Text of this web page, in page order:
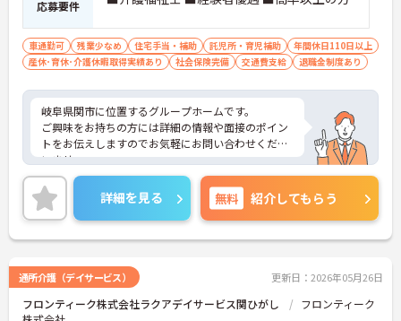
応募要件
車通勤可 残業少なめ 住宅手当・補助 託児所・育児補助
年間休日110日以上
産休･育休･介護休暇取得実績あり
社会保険完備 交通費支給 退職金制度あり
岐阜県関市に位置するグループホームです。
ご興味をお持ちの方には詳細の情報や面接のポイン
トをお伝えしますのでお気軽にお問い合わせくださ
いませ。
詳細を見る 無料 紹介してもらう
通所介護（デイサービス） 更新日：2026年05月26日
フロンティーク株式会社ラクアデイサービス関ひがし
フロンティーク